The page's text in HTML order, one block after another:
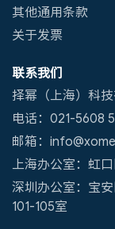
其他通用条款
关于发票
联系我们
择幂（上海）科
电话：021-5608
邮箱：
上海办公室：虹
深圳办公室：宝
101-105室